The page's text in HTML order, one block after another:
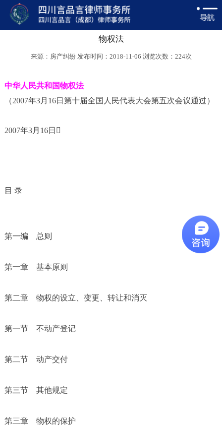
物权法
来源：房产纠纷 发布时间：2018-11-06 浏览次数： 224次
中华人民共和国物权法
（2007年3月16日第十届全国人民代表大会第五次会议通过）
2007年3月16日
目 录
第一编 总则
第一章 基本原则
第二章 物权的设立、变更、转让和消灭
第一节 不动产登记
第二节 动产交付
第三节 其他规定
第三章 物权的保护